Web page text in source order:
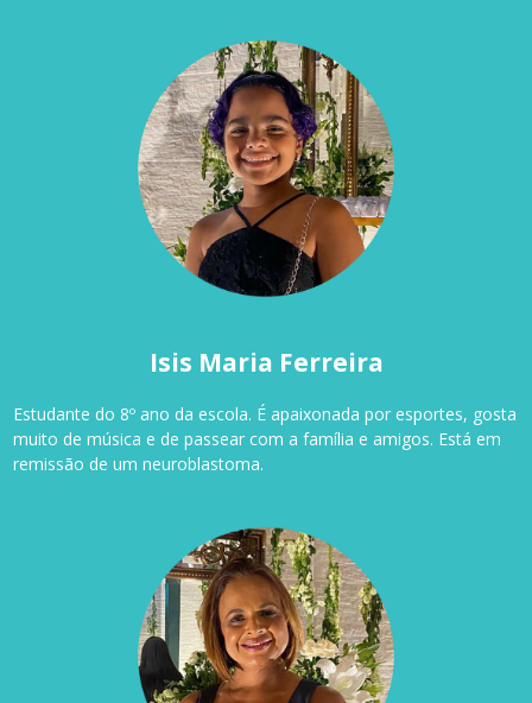
Isis Maria Ferreira
Estudante do 8º ano da escola. É apaixonada por esportes, gosta
muito de música e de passear com a família e amigos. Está em
remissão de um neuroblastoma.